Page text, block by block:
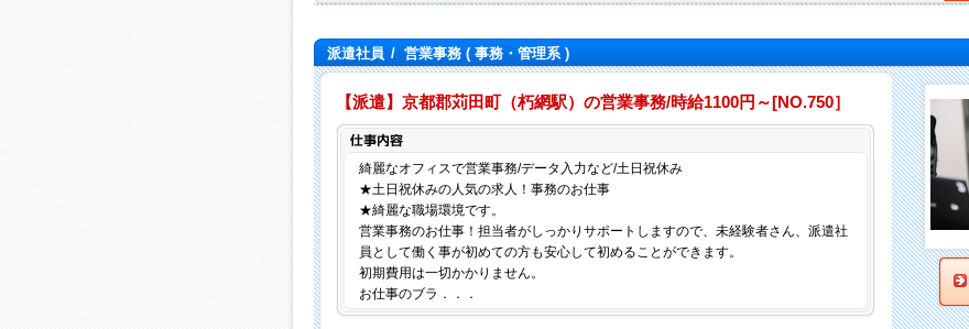
派遣社員 / 営業事務( 事務・管理系 )
【派遣】京都郡苅田町（朽網駅）の営業事務/時給1100円～[NO.750］
綺麗なオフィスで営業事務/データ入力など/土日祝休み
★土日祝休みの人気の求人！事務のお仕事
★綺麗な職場環境です。
営業事務のお仕事！担当者がしっかりサポートしますので、未経験者さん、派遣社
員として働く事が初めての方も安心して初めることができます。
初期費用は一切かかりません。
お仕事のブラ．．．